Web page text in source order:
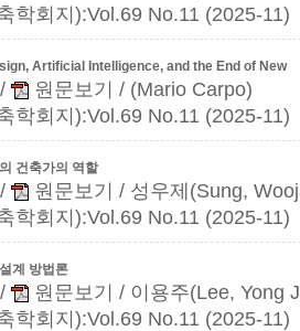
학회지):Vol.69 No.11 (2025-11)
Artificial Intelligence, and the End of New
/ 원문보기
/ (Mario Carpo)
학회지):Vol.69 No.11 (2025-11)
건축가의 역할
/ 원문보기
/ 성우제(Sung,
학회지):Vol.69 No.11 (2025-11)
계 방법론
/ 원문보기
/ 이용주(Lee, Yong
학회지):Vol.69 No.11 (2025-11)